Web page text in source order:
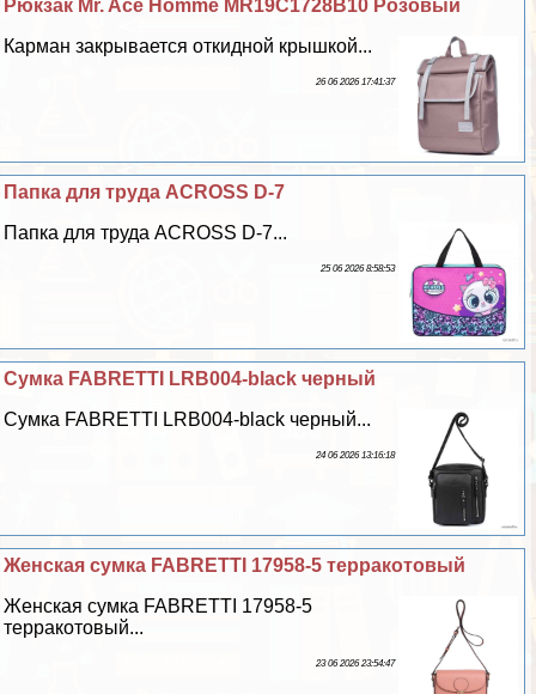
Рюкзак Mr. Ace Homme MR19C1728B10 Розовый
Карман закрывается откидной крышкой...
26 06 2026 17:41:37
Папка для труда ACROSS D-7
Папка для труда ACROSS D-7...
25 06 2026 8:58:53
Сумка FABRETTI LRB004-black черный
Сумка FABRETTI LRB004-black черный...
24 06 2026 13:16:18
Женская сумка FABRETTI 17958-5 терpaкотовый
Женская сумка FABRETTI 17958-5
терpaкотовый...
23 06 2026 23:54:47